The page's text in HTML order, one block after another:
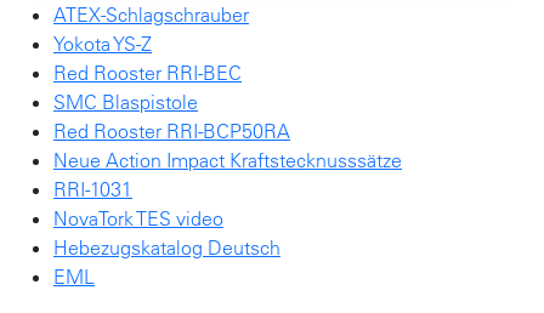
ATEX-Schlagschrauber
Yokota YS-Z
Red Rooster RRI-BEC
SMC Blaspistole
Red Rooster RRI-BCP50RA
Neue Action Impact Kraftstecknusssätze
RRI-1031
NovaTork TES video
Hebezugskatalog Deutsch
EML